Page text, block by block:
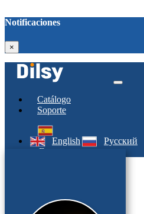
Notificaciones
×
Catálogo
Soporte
English
Русский
Entrar